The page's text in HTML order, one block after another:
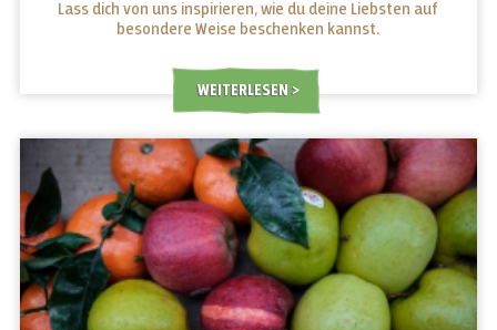
Lass dich von uns inspirieren, wie du deine Liebsten auf
besondere Weise beschenken kannst.
WEITERLESEN